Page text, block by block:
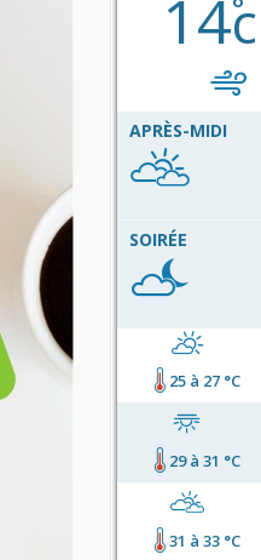
14c
APRÈS-MIDI
SOIRÉE
25 à 27 °C
29 à 31 °C
31 à 33 °C